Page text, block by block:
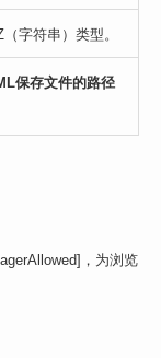
字符串）类型。
保存文件的路径
，为浏览